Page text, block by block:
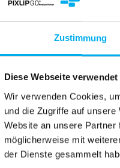
Zustimmung
Diese Webseite
Wir verwenden Cookies,
und die Zugriffe auf
Website an unsere
möglicherweise mit
der Dienste gesammelt
je